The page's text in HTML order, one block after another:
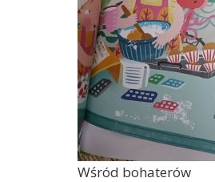
Wśród bohaterów